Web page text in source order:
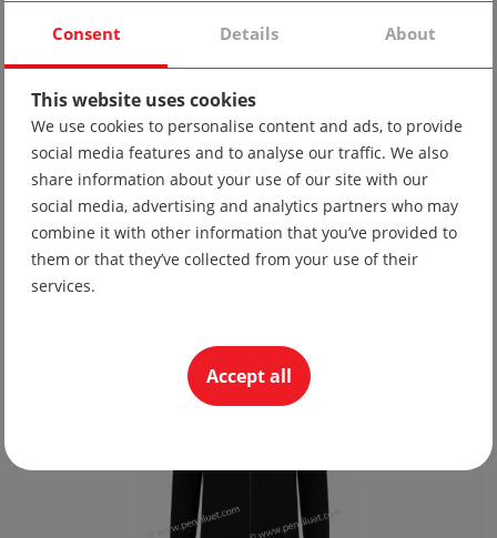
Tie 10
19.56 lv
Consent Details About
This website uses cookies
We use cookies to personalise content and ads, to provide
social media features and to analyse our traffic. We also
share information about your use of our site with our
social media, advertising and analytics partners who may
combine it with other information that you’ve provided to
them or that they’ve collected from your use of their
services.
Accept all